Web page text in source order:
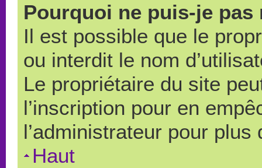
Pourquoi ne puis-je pas
Il est possible que le
ou interdit le nom
Le propriétaire du site
l’inscription pour en
l’administrateur pour
Haut